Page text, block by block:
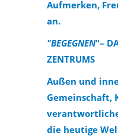
Aufmerken,
an.
"BEGEGNEN"–
ZENTRUMS
Außen und
Gemeinschaft,
die heutige